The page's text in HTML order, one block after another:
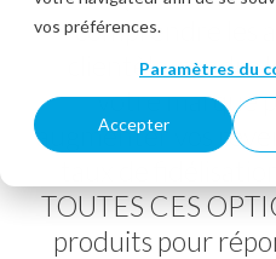
vos préférences.
Paramètres du
Accepter
comprendre les
clientèle, rendre
votre marque
augmenter vos
taux de
TOUTES CES
produits pour